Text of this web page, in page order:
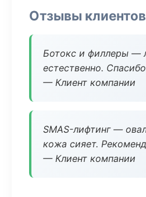
Отзывы клиентов
Ботокс и филлеры —
естественно.
— Клиент компании
SMAS-лифтинг —
кожа сияет.
— Клиент компании